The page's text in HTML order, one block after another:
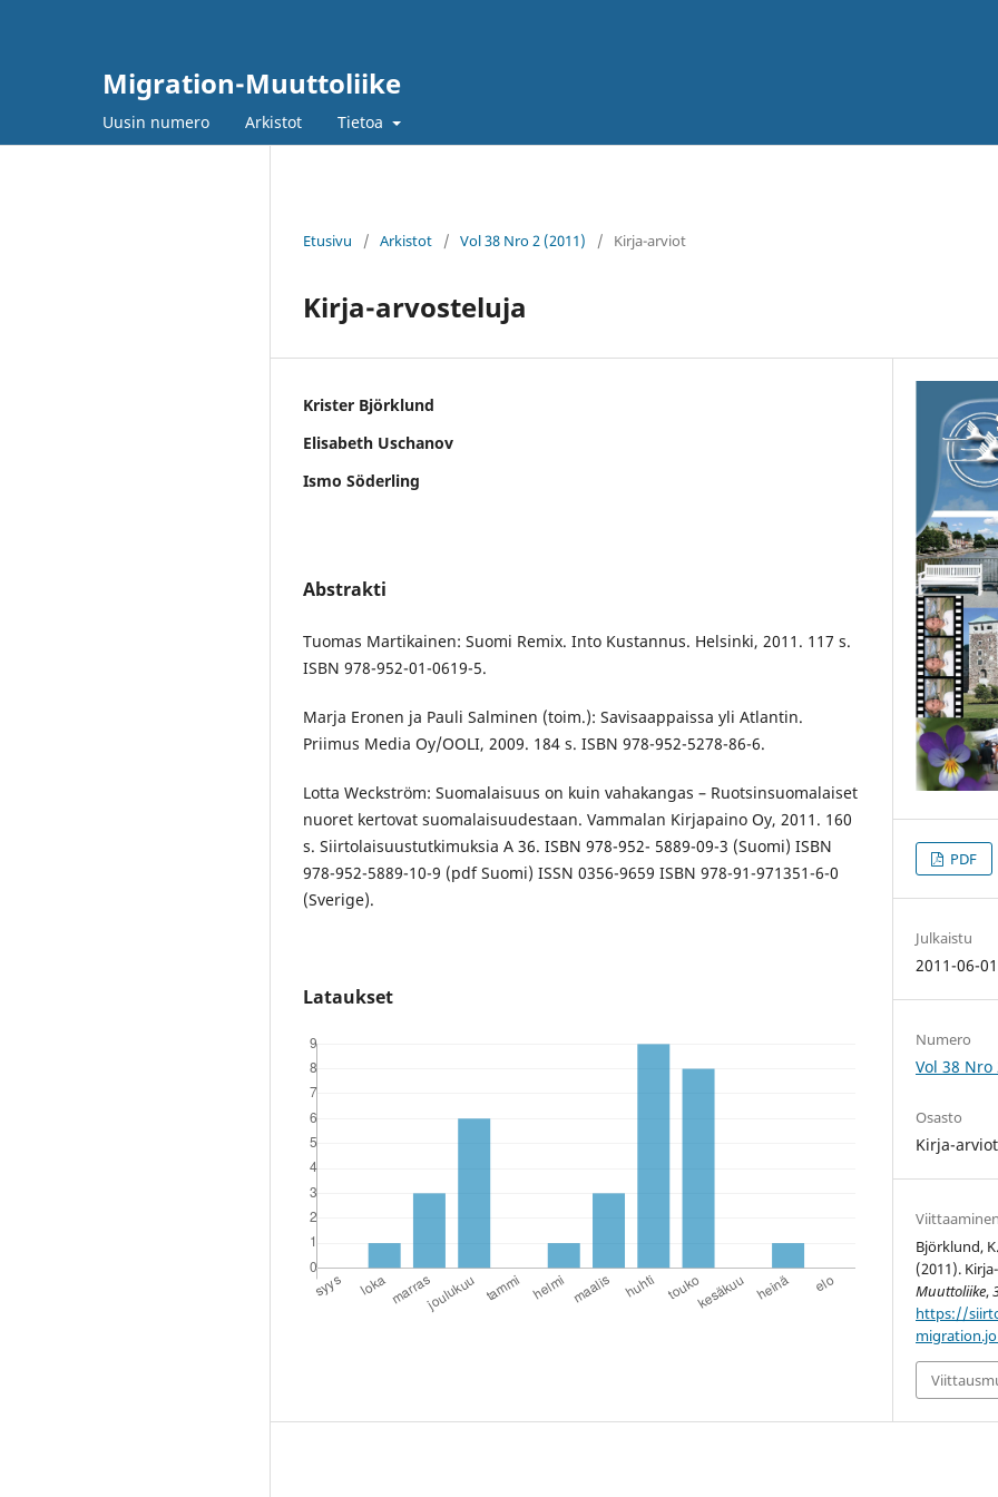
Migration-Muuttoliike
Uusin numero Arkistot Tietoa
Etusivu / Arkistot / Vol 38 Nro 2 (2011) / Kirja-arviot
Kirja-arvosteluja
Krister Björklund
Elisabeth Uschanov
Ismo Söderling
Abstrakti
Tuomas Martikainen: Suomi Remix. Into Kustannus. Helsinki, 2011. 117 s.
ISBN 978-952-01-0619-5.
Marja Eronen ja Pauli Salminen (toim.): Savisaappaissa yli Atlantin.
Priimus Media Oy/OOLI, 2009. 184 s. ISBN 978-952-5278-86-6.
Lotta Weckström: Suomalaisuus on kuin vahakangas – Ruotsinsuomalaiset
nuoret kertovat suomalaisuudestaan. Vammalan Kirjapaino Oy, 2011. 160
s. Siirtolaisuustutkimuksia A 36. ISBN 978-952- 5889-09-3 (Suomi) ISBN
978-952-5889-10-9 (pdf Suomi) ISSN 0356-9659 ISBN 978-91-971351-6-0
(Sverige).
Lataukset
PDF
Julkaistu
2011-06-01
Numero
Vol 38 Nro
Osasto
Kirja-arviot
Björklund,
(2011).
Muuttoliike,
https://